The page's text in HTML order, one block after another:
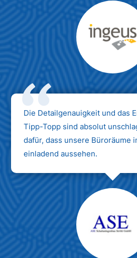
Max
Unternehmen AG
Die Detailgenauigkeit und das
Tipp-Topp sind absolut
dafür, dass unsere Büroräume
einladend aussehen.